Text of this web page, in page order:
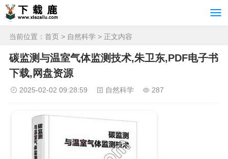
当前位置： 首页 > 自然科学 > 正文内容
碳监测与温室气体监测技术,朱卫东,PDF电子书
下载,网盘资源
2025-02-02 09:28:59 自然科学 287